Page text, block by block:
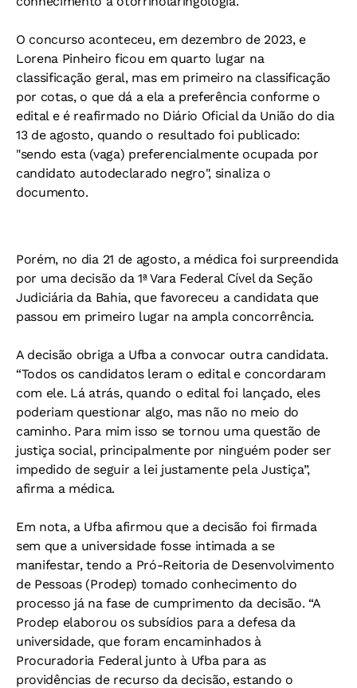
O concurso aconteceu, em dezembro de 2023, e
Lorena Pinheiro ficou em quarto lugar na
classificação geral, mas em primeiro na classificação
por cotas, o que dá a ela a preferência conforme o
edital e é reafirmado no Diário Oficial da União do dia
13 de agosto, quando o resultado foi publicado:
"sendo esta (vaga) preferencialmente ocupada por
candidato autodeclarado negro", sinaliza o
documento.
Porém, no dia 21 de agosto, a médica foi surpreendida
por uma decisão da 1ª Vara Federal Cível da Seção
Judiciária da Bahia, que favoreceu a candidata que
passou em primeiro lugar na ampla concorrência.
A decisão obriga a Ufba a convocar outra candidata.
“Todos os candidatos leram o edital e concordaram
com ele. Lá atrás, quando o edital foi lançado, eles
poderiam questionar algo, mas não no meio do
caminho. Para mim isso se tornou uma questão de
justiça social, principalmente por ninguém poder ser
impedido de seguir a lei justamente pela Justiça”,
afirma a médica.
Em nota, a Ufba afirmou que a decisão foi firmada
sem que a universidade fosse intimada a se
manifestar, tendo a Pró-Reitoria de Desenvolvimento
de Pessoas (Prodep) tomado conhecimento do
processo já na fase de cumprimento da decisão. “A
Prodep elaborou os subsídios para a defesa da
universidade, que foram encaminhados à
Procuradoria Federal junto à Ufba para as
providências de recurso da decisão, estando o